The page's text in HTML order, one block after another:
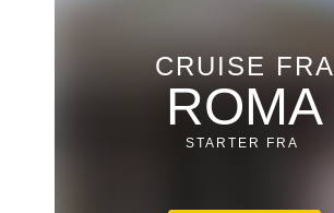
CRUISE FRA
ROMA
STARTER FRA